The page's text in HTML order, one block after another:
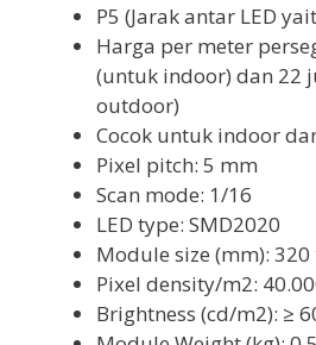
P5 (Jarak antar LED
Harga per meter
(untuk indoor) dan 22
outdoor)
Cocok untuk indoor
Pixel pitch: 5 mm
Scan mode: 1/16
LED type: SMD2020
Module size (mm): 320
Pixel density/m2:
Brightness (cd/m2): ≥